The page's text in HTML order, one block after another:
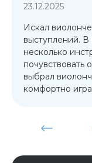
23.12.2025
Искал
выступлений.
несколько
почувствовать
выбрал
комфортно